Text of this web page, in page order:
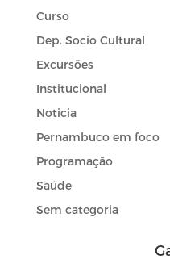
Curso
Dep. Socio Cultural
Excursões
Institucional
Noticia
Pernambuco em foco
Programação
Saúde
Sem categoria